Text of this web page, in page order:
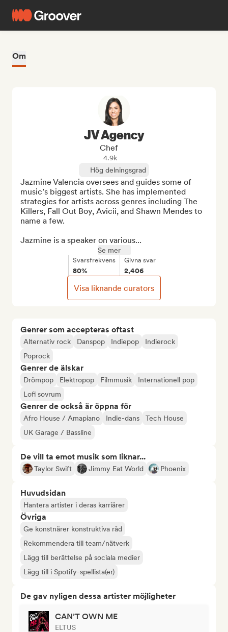
Om
Genrer som accepteras oftast
Alternativ rock Danspop Indiepop
Indierock
Poprock
Genrer de älskar
Drömpop Elektropop Filmmusik
Internationell pop
Lofi sovrum
Genrer de också är öppna för
Afro House / Amapiano Indie-dans
Tech House
UK Garage / Bassline
De vill ta emot musik som liknar...
Taylor Swift Jimmy Eat World Phoenix
Huvudsidan
Hantera artister i deras karriärer
Övriga
Ge konstnärer konstruktiva råd
Rekommendera till team/nätverk
Lägg till berättelse på sociala medier
Lägg till i Spotify-spellista(er)
De gav nyligen dessa artister möjligheter
CAN’T OWN ME
ELTUS
JV Agency
Chef
4.9k
Hög delningsgrad
Jazmine Valencia oversees and guides some of
music’s biggest artists. She has implemented
strategies for artists across genres including The
Killers, Fall Out Boy, Avicii, and Shawn Mendes to
name a few.
Jazmine is a speaker on various...
Se mer
Svarsfrekvens
80%
Givna svar
2,406
Visa liknande curators